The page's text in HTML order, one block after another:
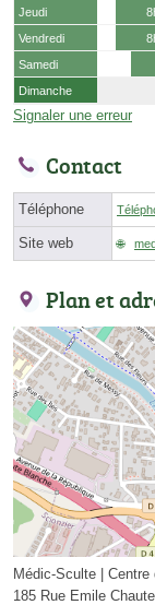
Jeudi
Vendredi
Samedi
Dimanche
Signaler une erreur
Contact
Téléphone
Site web
Plan et
Médic-Sculte |
185 Rue Emile